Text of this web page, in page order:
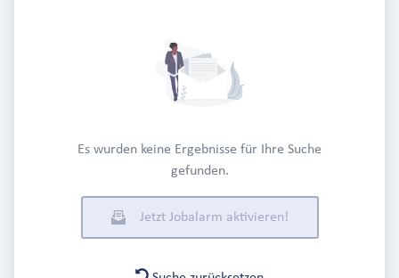
Es wurden keine Ergebnisse für Ihre Suche
gefunden.
Jetzt Jobalarm aktivieren!